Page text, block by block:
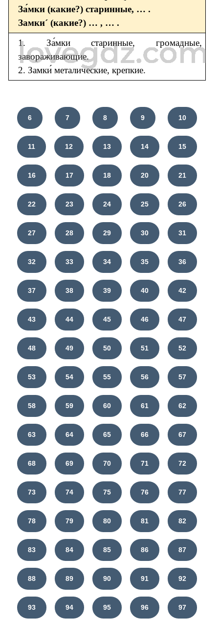
За́мки (какие?) старинные, … .
Замки´ (какие?) … , … .
1. За́мки старинные, громадные,
завораживающие.
2. Замки́ металические, крепкие.
6 7 8 9 10
11 12 13 14 15
16 17 18 20 21
22 23 24 25 26
27 28 29 30 31
32 33 34 35 36
37 38 39 40 42
43 44 45 46 47
48 49 50 51 52
53 54 55 56 57
58 59 60 61 62
63 64 65 66 67
68 69 70 71 72
73 74 75 76 77
78 79 80 81 82
83 84 85 86 87
88 89 90 91 92
93 94 95 96 97